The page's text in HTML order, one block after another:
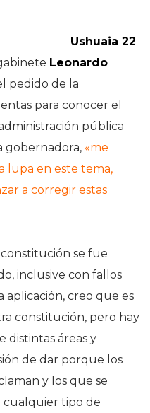
Ushuaia 22
Leonardo
pedido de la
para conocer el
pública
gobernadora, «me
lupa en este tema,
a corregir estas
se fue
inclusive con fallos
creo que es
constitución, pero hay
distintas áreas y
de dar porque los
y los que se
cualquier tipo de